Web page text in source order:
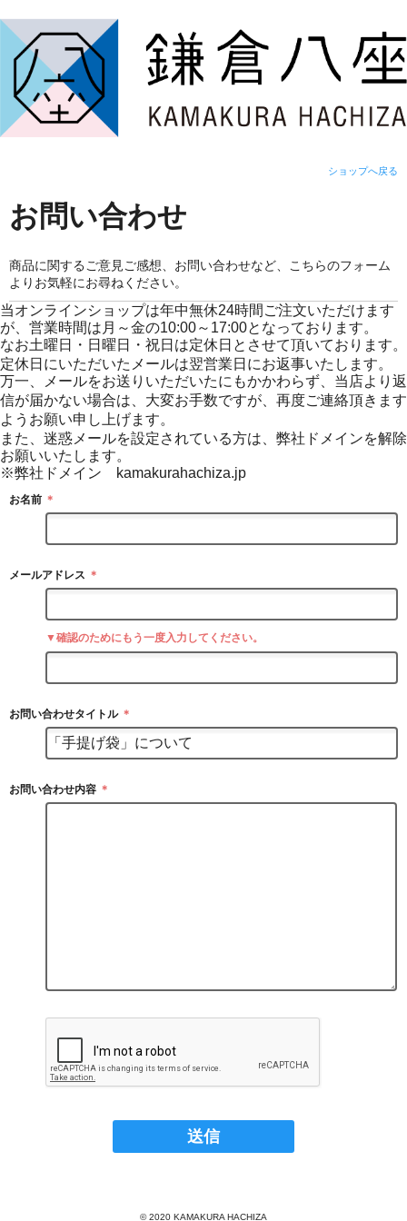
ショップへ戻る
お問い合わせ
商品に関するご意見ご感想、お問い合わせなど、こちらのフォーム
よりお気軽にお尋ねください。
当オンラインショップは年中無休24時間ご注文いただけます
が、営業時間は月～金の10:00～17:00となっております。
なお土曜日・日曜日・祝日は定休日とさせて頂いております。
定休日にいただいたメールは翌営業日にお返事いたします。
万一、メールをお送りいただいたにもかかわらず、当店より返
信が届かない場合は、大変お手数ですが、再度ご連絡頂きます
ようお願い申し上げます。
また、迷惑メールを設定されている方は、弊社ドメインを解除
お願いいたします。
※弊社ドメイン kamakurahachiza.jp
お名前 ＊
メールアドレス ＊
▼確認のためにもう一度入力してください。
お問い合わせタイトル ＊
お問い合わせ内容 ＊
© 2020 KAMAKURA HACHIZA